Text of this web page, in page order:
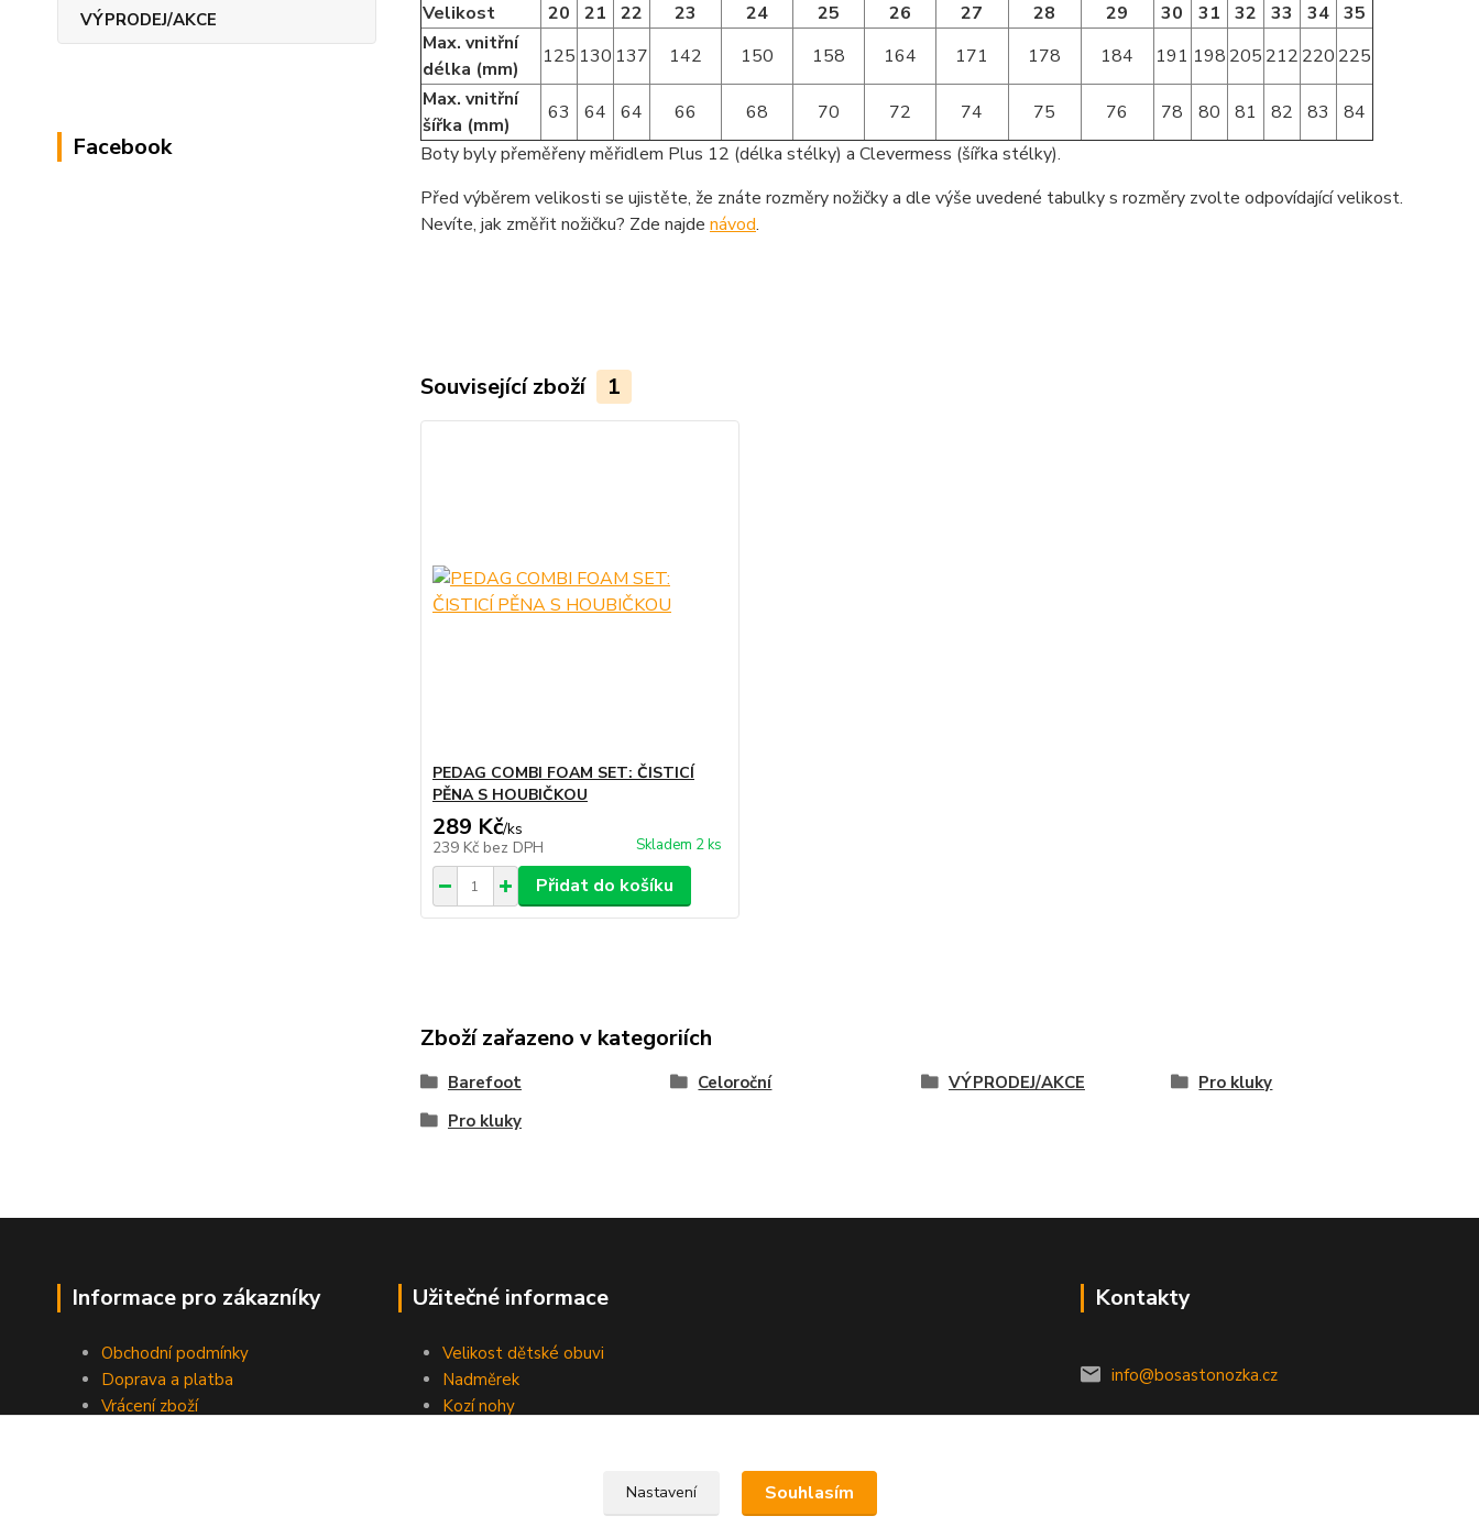
VÝPRODEJ/AKCE
Facebook
Velikost
20 21 22 23 24 25 26 27 28 29 30 31 32 33 34 35
Max. vnitřní
délka (mm)
125 130 137 142 150 158 164 171 178 184 191 198 205 212 220 225
Max. vnitřní
šířka (mm)
63 64 64 66 68 70 72 74 75 76 78 80 81 82 83
84
Boty byly přeměřeny měřidlem Plus 12 (délka stélky) a Clevermess (šířka stélky).
Před výběrem velikosti se ujistěte, že znáte rozměry nožičky a dle výše uvedené tabulky s rozměry zvolte odpovídající velikost.
Nevíte, jak změřit nožičku? Zde najde návod.
Související zboží 1
PEDAG COMBI FOAM SET: ČISTICÍ
PĚNA S HOUBIČKOU
289 Kč/ks
239 Kč bez DPH Skladem 2 ks
Přidat do košíku
Zboží zařazeno v kategoriích
Barefoot Celoroční VÝPRODEJ/AKCE
Pro kluky
Pro kluky
Informace pro zákazníky
Obchodní podmínky
Doprava a platba
Vrácení zboží
Užitečné informace
Velikost dětské obuvi
Nadměrek
Kozí nohy
Kontakty
info@bosastonozka.cz
Nastavení Souhlasím